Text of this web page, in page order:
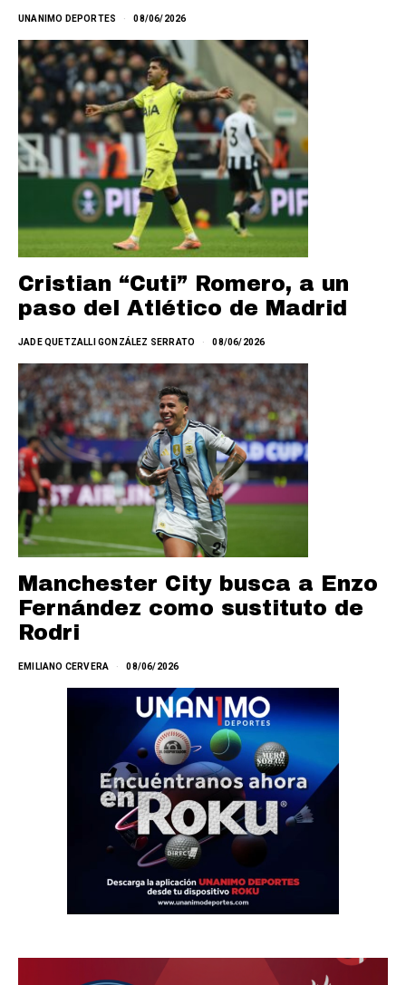
UNANIMO DEPORTES 08/06/2026
Cristian “Cuti” Romero, a un
paso del Atlético de Madrid
JADE QUETZALLI GONZÁLEZ SERRATO 08/06/2026
Manchester City busca a Enzo
Fernández como sustituto de
Rodri
EMILIANO CERVERA 08/06/2026